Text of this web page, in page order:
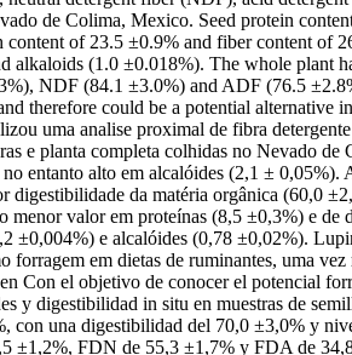
de Colima, Mexico. Seed protein
of 23.5 ±0.9% and fiber content of
(1.0 ±0.018%). The whole plant
NDF (84.1 ±3.0%) and ADF (76.5
therefore could be a potential alternative
uma analise proximal de fibra
e planta completa colhidas no Nevado
entanto alto em alcalóides (2,1 ± 0,05%).
da matéria orgânica (60,0
valor em proteínas (8,5 ±0,3%) e de
e alcalóides (0,78 ±0,02%).
forragem em dietas de ruminantes, uma
Con el objetivo de conocer el potencial
y digestibilidad in situ en muestras de
con una digestibilidad del 70,0 ±3,0% y
±1,2%, FDN de 55,3 ±1,7% y FDA de